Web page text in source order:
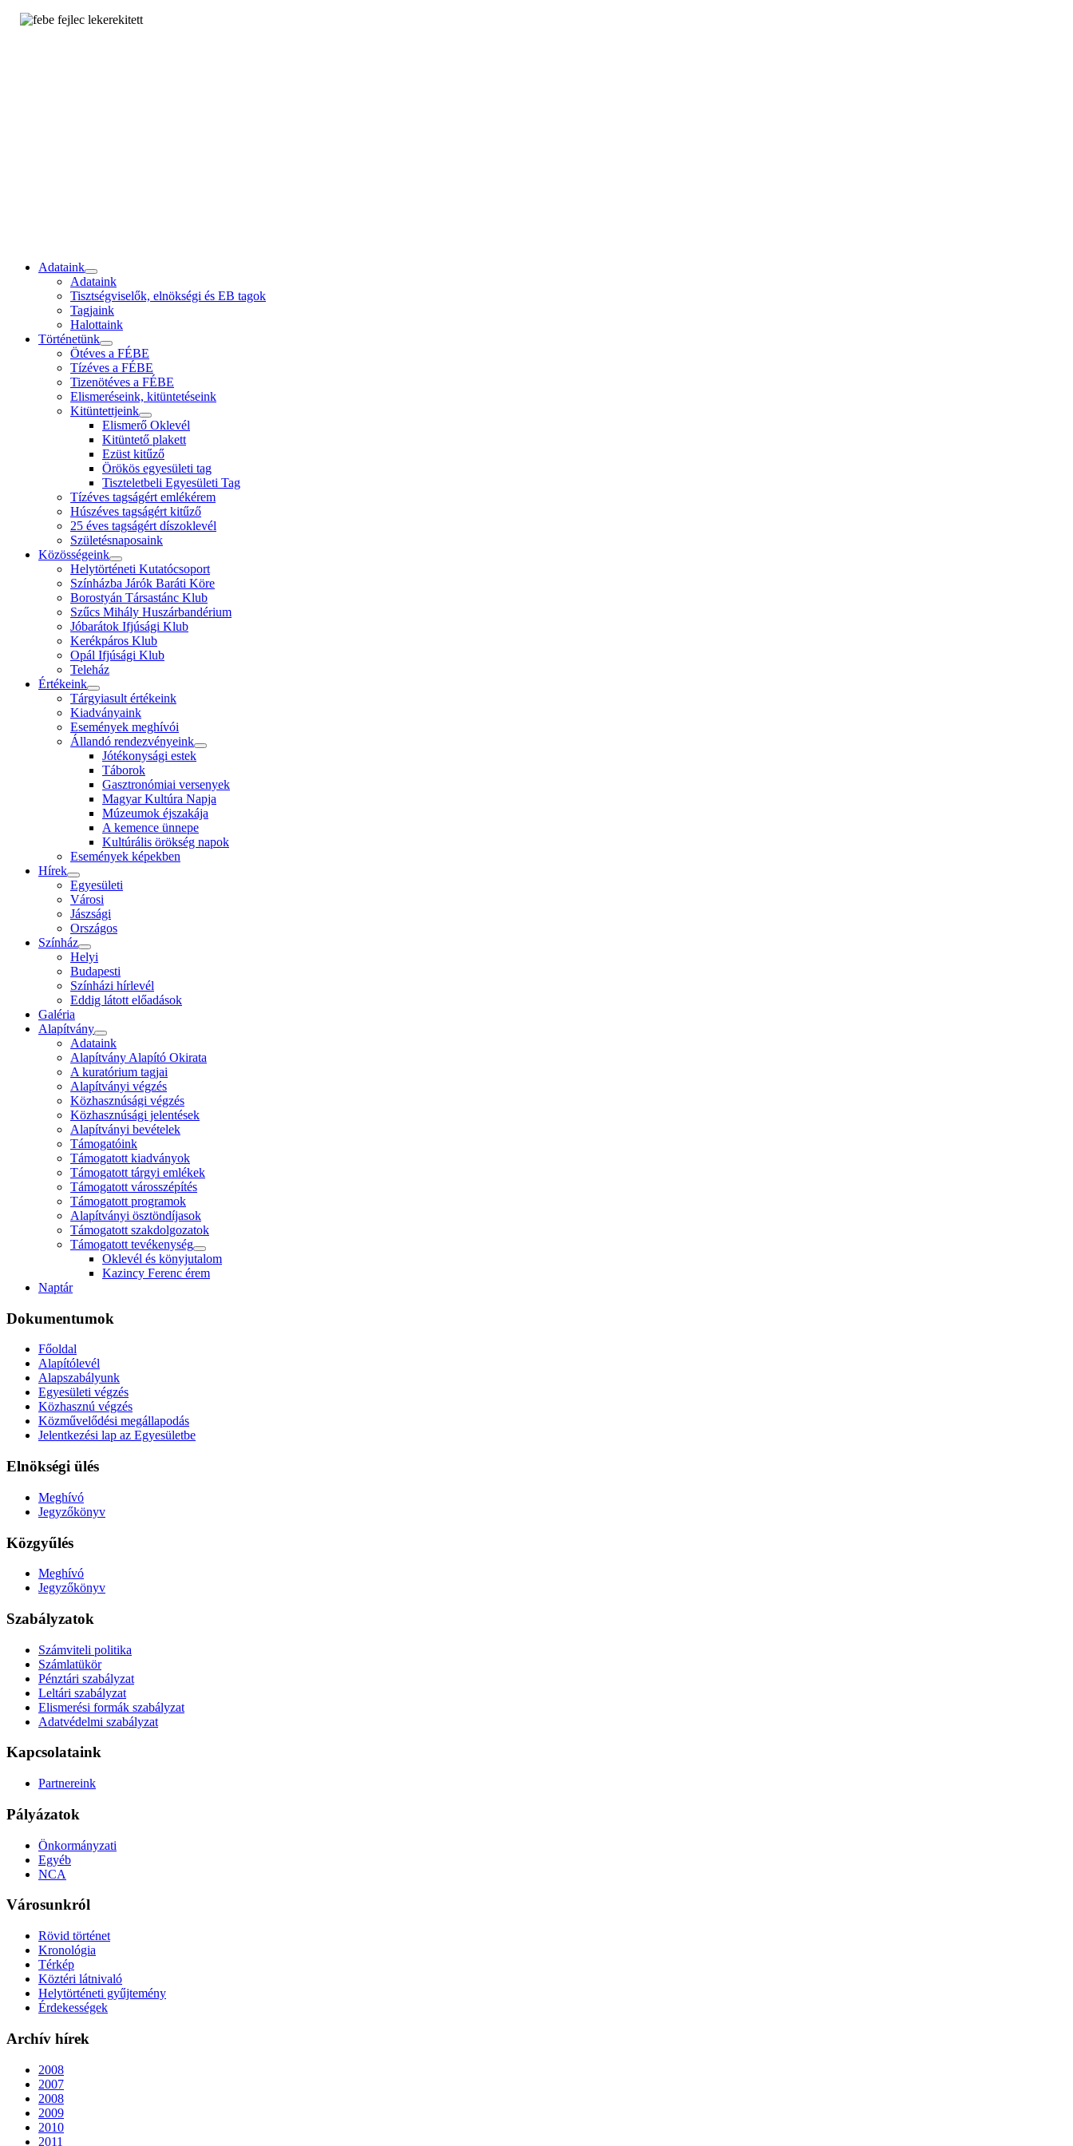
Adataink
Adataink
Tisztségviselők, elnökségi és EB tagok
Tagjaink
Halottaink
Történetünk
Ötéves a FÉBE
Tízéves a FÉBE
Tizenötéves a FÉBE
Elismeréseink, kitüntetéseink
Kitüntettjeink
Elismerő Oklevél
Kitüntető plakett
Ezüst kitűző
Örökös egyesületi tag
Tiszteletbeli Egyesületi Tag
Tízéves tagságért emlékérem
Húszéves tagságért kitűző
25 éves tagságért díszoklevél
Születésnaposaink
Közösségeink
Helytörténeti Kutatócsoport
Színházba Járók Baráti Köre
Borostyán Társastánc Klub
Szűcs Mihály Huszárbandérium
Jóbarátok Ifjúsági Klub
Kerékpáros Klub
Opál Ifjúsági Klub
Teleház
Értékeink
Tárgyiasult értékeink
Kiadványaink
Események meghívói
Állandó rendezvényeink
Jótékonysági estek
Táborok
Gasztronómiai versenyek
Magyar Kultúra Napja
Múzeumok éjszakája
A kemence ünnepe
Kultúrális örökség napok
Események képekben
Hírek
Egyesületi
Városi
Jászsági
Országos
Színház
Helyi
Budapesti
Színházi hírlevél
Eddig látott előadások
Galéria
Alapítvány
Adataink
Alapítvány Alapító Okirata
A kuratórium tagjai
Alapítványi végzés
Közhasznúsági végzés
Közhasznúsági jelentések
Alapítványi bevételek
Támogatóink
Támogatott kiadványok
Támogatott tárgyi emlékek
Támogatott városszépítés
Támogatott programok
Alapítványi ösztöndíjasok
Támogatott szakdolgozatok
Támogatott tevékenység
Oklevél és könyjutalom
Kazincy Ferenc érem
Naptár
Dokumentumok
Főoldal
Alapítólevél
Alapszabályunk
Egyesületi végzés
Közhasznú végzés
Közművelődési megállapodás
Jelentkezési lap az Egyesületbe
Elnökségi ülés
Meghívó
Jegyzőkönyv
Közgyűlés
Meghívó
Jegyzőkönyv
Szabályzatok
Számviteli politika
Számlatükör
Pénztári szabályzat
Leltári szabályzat
Elismerési formák szabályzat
Adatvédelmi szabályzat
Kapcsolataink
Partnereink
Pályázatok
Önkormányzati
Egyéb
NCA
Városunkról
Rövid történet
Kronológia
Térkép
Köztéri látnivaló
Helytörténeti gyűjtemény
Érdekességek
Archív hírek
2008
2007
2008
2009
2010
2011